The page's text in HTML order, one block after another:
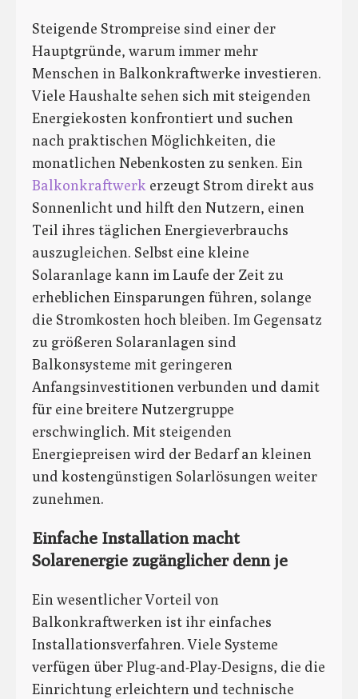
Steigende Strompreise sind einer der
Hauptgründe, warum immer mehr
Menschen in Balkonkraftwerke investieren.
Viele Haushalte sehen sich mit steigenden
Energiekosten konfrontiert und suchen
nach praktischen Möglichkeiten, die
monatlichen Nebenkosten zu senken. Ein
Balkonkraftwerk erzeugt Strom direkt aus
Sonnenlicht und hilft den Nutzern, einen
Teil ihres täglichen Energieverbrauchs
auszugleichen. Selbst eine kleine
Solaranlage kann im Laufe der Zeit zu
erheblichen Einsparungen führen, solange
die Stromkosten hoch bleiben. Im Gegensatz
zu größeren Solaranlagen sind
Balkonsysteme mit geringeren
Anfangsinvestitionen verbunden und damit
für eine breitere Nutzergruppe
erschwinglich. Mit steigenden
Energiepreisen wird der Bedarf an kleinen
und kostengünstigen Solarlösungen weiter
zunehmen.
Einfache Installation macht
Solarenergie zugänglicher denn je
Ein wesentlicher Vorteil von
Balkonkraftwerken ist ihr einfaches
Installationsverfahren. Viele Systeme
verfügen über Plug-and-Play-Designs, die die
Einrichtung erleichtern und technische